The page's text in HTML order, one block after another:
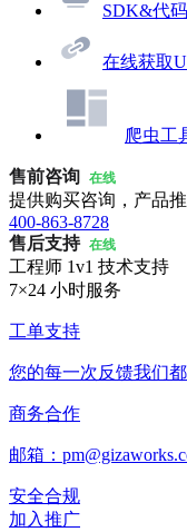
SDK&代
在线获取
爬虫工
售前咨询 在线
提供购买咨询，产品
400-863-8728
售后支持 在线
工程师 1v1 技术支持
7×24 小时服务
工单支持
您的每一次反馈我们
商务合作
邮箱：
安全合规
加入推广